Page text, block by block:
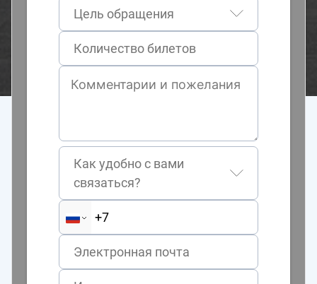
Цель обращения
Как удобно с вами
связаться?